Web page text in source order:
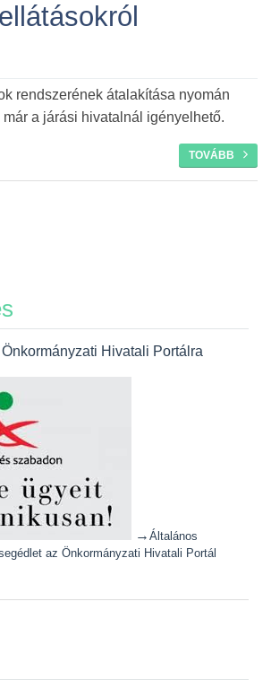
rendszerének átalakítása nyomán
a járási hivatalnál igényelhető.
TOVÁBB
Hivatali Portálra
→ Általános
az Önkormányzati Hivatali Portál